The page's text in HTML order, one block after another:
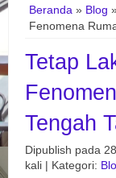
Beranda » Blog
Fenomena
Tetap
Tengah
Dipublish pada
kali | Kategori: